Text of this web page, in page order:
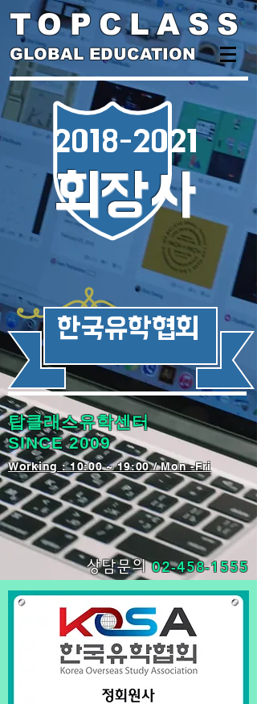
TOPCLASS
GLOBAL EDUCATION
2018-2021
회장사
​한국유학협회
탑클래스유학센터
SINCE 2009
​Working : 10:00 ~ 19:00 / Mon -Fri
상담문의 02-458-1555